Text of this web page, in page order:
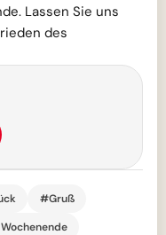
Lassen Sie uns
des
#Gruß